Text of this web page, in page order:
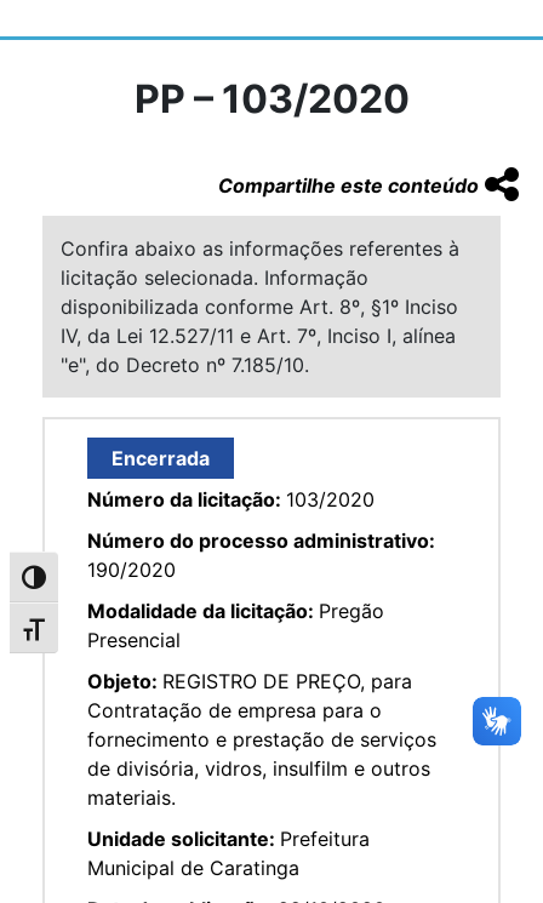
Alternar alto contraste
Alternar tamanho da fonte
PP – 103/2020
Compartilhe este conteúdo
Confira abaixo as informações referentes à
licitação selecionada. Informação
disponibilizada conforme Art. 8º, §1º Inciso
IV, da Lei 12.527/11 e Art. 7º, Inciso I, alínea
"e", do Decreto nº 7.185/10.
Encerrada
Número da licitação: 103/2020
Número do processo administrativo:
190/2020
Modalidade da licitação: Pregão
Presencial
Objeto: REGISTRO DE PREÇO, para
Contratação de empresa para o
fornecimento e prestação de serviços
de divisória, vidros, insulfilm e outros
materiais.
Unidade solicitante: Prefeitura
Municipal de Caratinga